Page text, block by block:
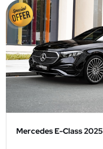
Mercedes E-Class 2025